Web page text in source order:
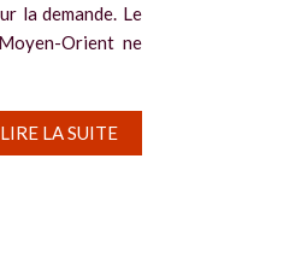
la demande. Le
Orient ne
LIRE LA SUITE